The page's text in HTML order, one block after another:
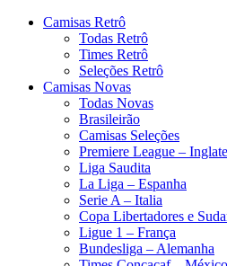
Camisas Retrô
Todas Retrô
Times Retrô
Seleções Retrô
Camisas Novas
Todas Novas
Brasileirão
Camisas Seleções
Premiere League –
Liga Saudita
La Liga – Espanha
Serie A – Italia
Copa Libertadores e
Ligue 1 – França
Bundesliga – Alemanha